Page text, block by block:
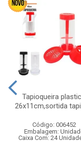
Tapioqueira
26x11cm,sortida
Código: 006452
Embalagem:
Caixa Com: 24